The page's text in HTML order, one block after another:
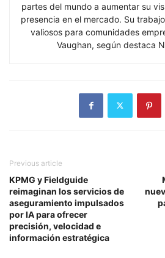
partes del mundo a aumentar su
presencia en el mercado. Su
valiosos para comunidades
Vaughan, según destaca
Previous article
KPMG y Fieldguide
reimaginan los servicios de
aseguramiento impulsados
por IA para ofrecer
precisión, velocidad e
información estratégica